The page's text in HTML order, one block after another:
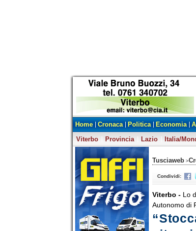
Home Cronaca Politica Economia
Viterbo
Provincia Lazio Italia/
Tusciaweb >
Condividi:
Viterbo - Lo
Autonomo di